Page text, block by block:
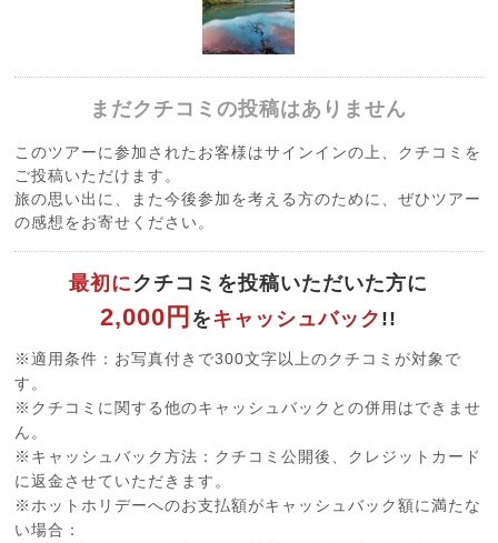
まだクチコミの投稿はありません
このツアーに参加されたお客様はサインインの上、クチコミを
ご投稿いただけます。
旅の思い出に、また今後参加を考える方のために、ぜひツアー
の感想をお寄せください。
最初にクチコミを投稿いただいた方に
2,000円 をキャッシュバック !!
※適用条件：お写真付きで300文字以上のクチコミが対象で
す。
※クチコミに関する他のキャッシュバックとの併用はできませ
ん。
※キャッシュバック方法：クチコミ公開後、クレジットカード
に返金させていただきます。
※ホットホリデーへのお支払額がキャッシュバック額に満たな
い場合：